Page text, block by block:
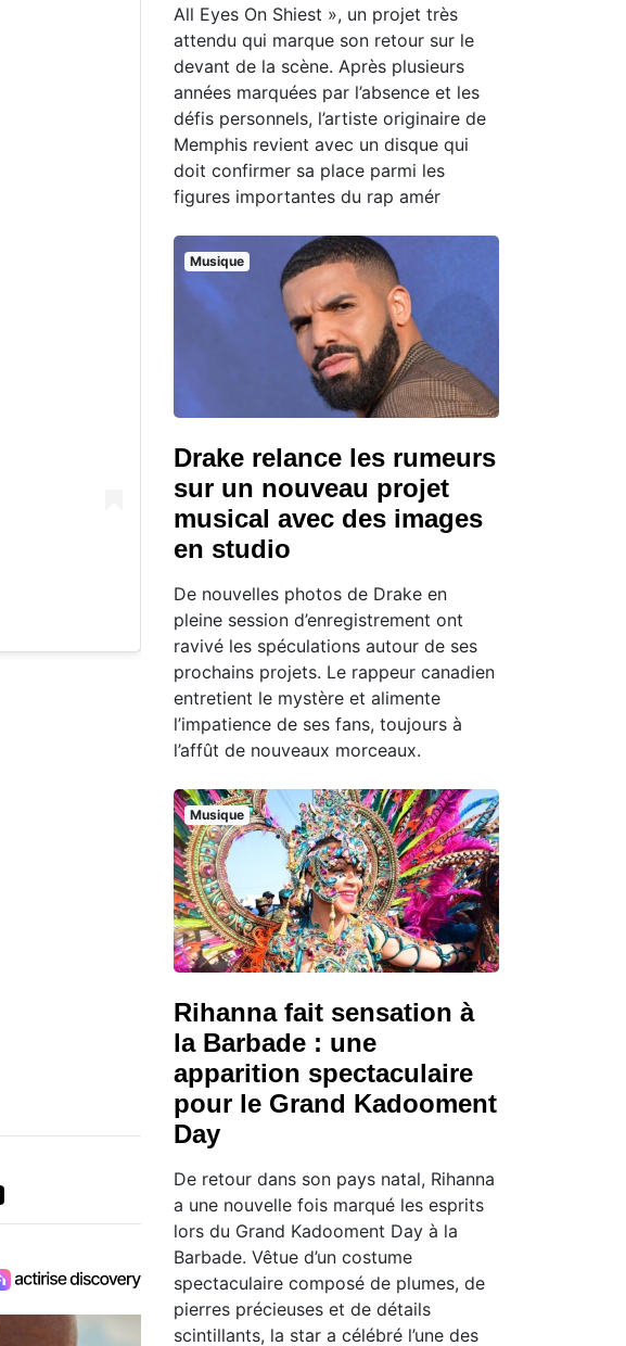
All Eyes On Shiest », un projet très
attendu qui marque son retour sur le
devant de la scène. Après plusieurs
années marquées par l’absence et les
défis personnels, l’artiste originaire de
Memphis revient avec un disque qui
doit confirmer sa place parmi les
figures importantes du rap amér
Musique
Drake relance les rumeurs
sur un nouveau projet
musical avec des images
en studio
De nouvelles photos de Drake en
pleine session d’enregistrement ont
ravivé les spéculations autour de ses
prochains projets. Le rappeur canadien
entretient le mystère et alimente
l’impatience de ses fans, toujours à
l’affût de nouveaux morceaux.
Musique
Rihanna fait sensation à
la Barbade : une
apparition spectaculaire
pour le Grand Kadooment
Day
De retour dans son pays natal, Rihanna
a une nouvelle fois marqué les esprits
lors du Grand Kadooment Day à la
Barbade. Vêtue d’un costume
spectaculaire composé de plumes, de
pierres précieuses et de détails
scintillants, la star a célébré l’une des